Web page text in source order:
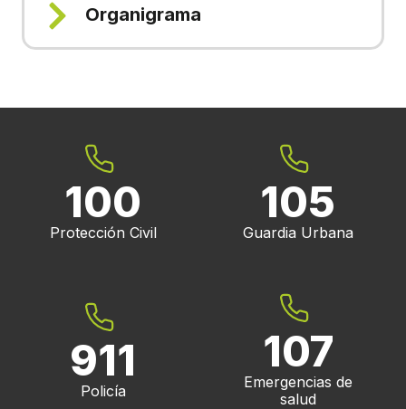
Organigrama
100
Protección Civil
105
Guardia Urbana
911
Policía
107
Emergencias de
salud